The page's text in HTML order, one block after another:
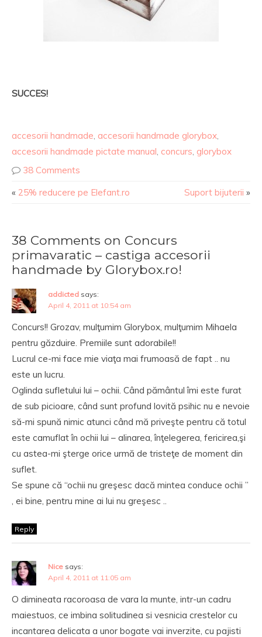
SUCCES!
accesorii handmade, accesorii handmade glorybox,
accesorii handmade pictate manual, concurs, glorybox
38 Comments
« 25% reducere pe Elefant.ro Suport bijuterii »
38 Comments on Concurs
primavaratic – castiga accesorii
handmade by Glorybox.ro!
addicted says:
April 4, 2011 at 10:54 am
Concurs!! Grozav, mulţumim Glorybox, mulţumim Mihaela
pentru găzduire. Premiile sunt adorabile!!
Lucrul ce-mi face mie viaţa mai frumoasă de fapt .. nu
este un lucru.
Oglinda sufletului lui – ochii. Când pământul îmi este furat
de sub picioare, când sunt profund lovită psihic nu e nevoie
să-mi spună nimic atunci când mă priveşte pentru că totul
este camuflat în ochii lui – alinarea, înţelegerea, fericirea,şi
cu astea-mi şterge orice urmă de tristeţe de moment din
suflet.
Se spune că “ochii nu greşesc dacă mintea conduce ochii ”
, ei bine, pentru mine ai lui nu greşesc ..
Reply
Nice says:
April 4, 2011 at 11:05 am
O dimineata racoroasa de vara la munte, intr-un cadru
maiestuos, ce imbina solitudinea si vesnicia crestelor cu
incantarea delicata a unor bogate vai inverzite, cu pajisti